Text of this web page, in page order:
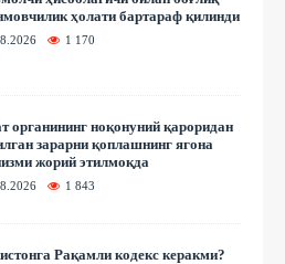
ҳолати бартараф қилинди
1 170
органининг ноқонуний қароридан
зарарни қоплашнинг ягона
жорий этилмоқда
1 843
Рақамли кодекс керакми?